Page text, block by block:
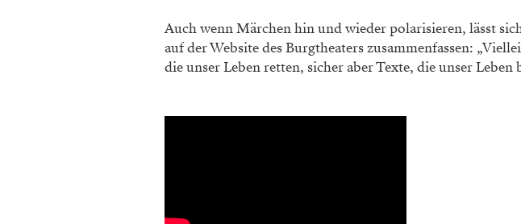
Auch wenn Märchen hin und wieder polarisieren, lässt
auf der Website des Burgtheaters zusammenfassen:
die unser Leben retten, sicher aber Texte, die unser Leben